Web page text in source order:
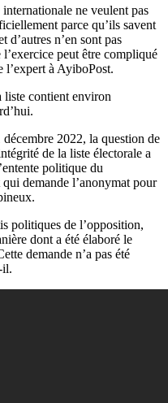
ne veulent pas
parce qu’ils savent
n’en sont pas
peut être compliqué
l’expert à AyiboPost.
liste contient environ
2022, la question de
de la liste électorale a
politique du
demande l’anonymat pour
politiques de l’opposition,
dont a été élaboré le
demande n’a pas été
il.